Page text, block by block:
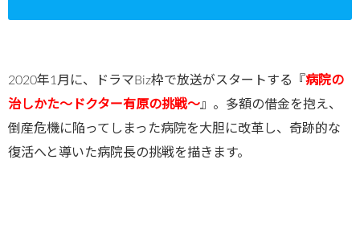
2020年1月に、ドラマBiz枠で放送がスタートする『 病院の
治しかた～ドクター有原の挑戦～』。多額の借金を抱え、
倒産危機に陥ってしまった病院を大胆に改革し、奇跡的な
復活へと導いた病院長の挑戦を描きます。